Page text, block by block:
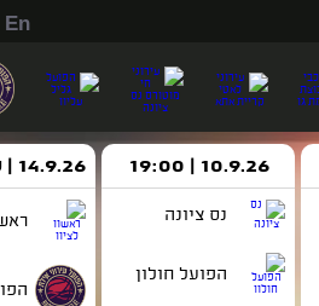
En
10.9.26 | 19:00
נס ציונה
הפועל חולון
14.9.26 | טרם נקבע